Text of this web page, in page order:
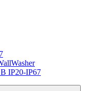
IP20-IP67